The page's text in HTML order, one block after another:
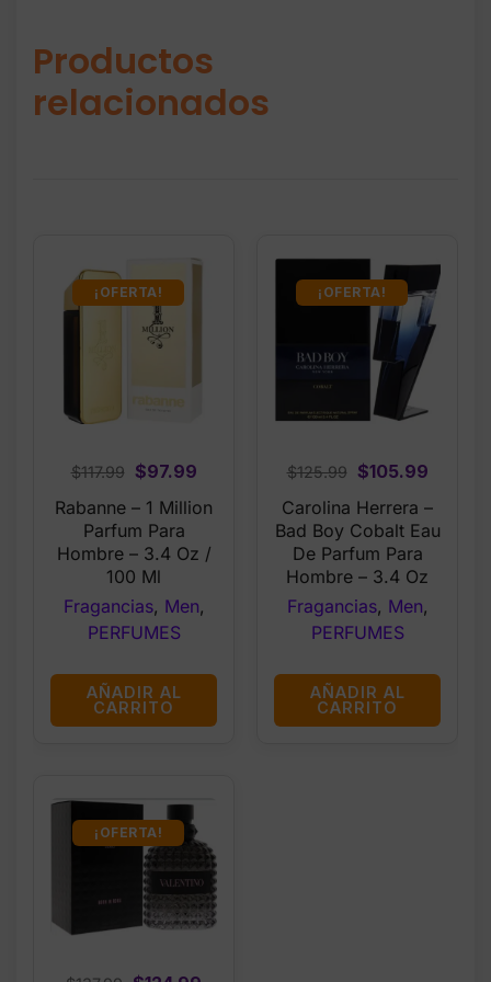
Productos
relacionados
¡OFERTA!
$117.99
Original
price
was:
$117.99.
$97.99Current
$97.99.
Rabanne – 1 Million
Parfum Para
Hombre – 3.4 Oz /
100 Ml
Fragancias, Men,
PERFUMES
AÑADIR AL
CARRITO
¡OFERTA!
$125.99
Original
price
was:
$125.99.
$105.99
is:
Carolina Herrera –
Bad Boy Cobalt Eau
De Parfum Para
Hombre – 3.4 Oz
Fragancias, Men,
PERFUMES
AÑADIR AL
CARRITO
¡OFERTA!